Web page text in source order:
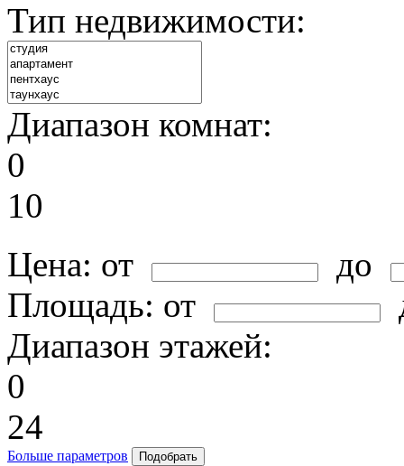
Тип недвижимости:
Диапазон комнат:
0
10
Цена: от
до
Площадь: от
Диапазон этажей:
0
24
Больше параметров